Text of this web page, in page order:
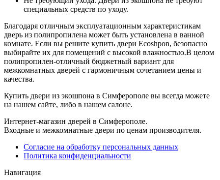
специальных средств по уходу.
Благодаря отличным эксплуатационным характеристикам
дверь из полипропилена может быть установлена в ванной
комнате. Если вы решите купить двери Ecoshpon, безопасно
выбирайте их для помещений с высокой влажностью.В целом
полипропилен-отличный бюджетный вариант для
межкомнатных дверей с гармоничным сочетанием цены и
качества.
Купить двери из экошпона в Симферополе вы всегда можете
на нашем сайте, либо в нашем салоне.
Интернет-магазин дверей в Симферополе.
Входные и межкомнатные двери по ценам производителя.
Согласие на обработку персональных данных
Политика конфиденциальности
Навигация